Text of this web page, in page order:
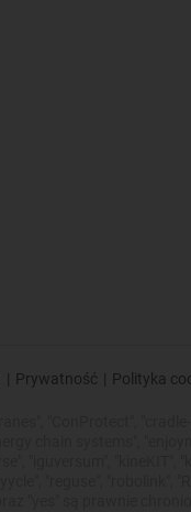
| Prywatność | Polityka